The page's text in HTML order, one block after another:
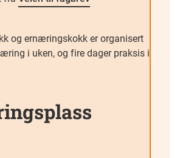
og ernæringskokk er organisert
i uken, og fire dager praksis i